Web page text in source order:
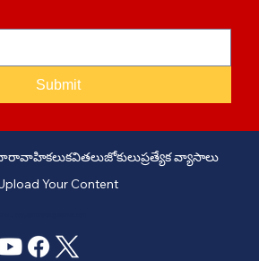
Submit
కవితలుజోకులుప్రత్యేక వ్యాసాలు
Your Content